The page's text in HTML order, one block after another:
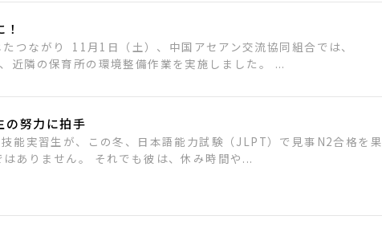
つながり 11月1日（土）、中国アセアン交流協同組合では、
近隣の保育所の環境整備作業を実施しました。 ...
の努力に拍手
能実習生が、この冬、日本語能力試験（JLPT）で見事N2合格を果
ありません。 それでも彼は、休み時間や...